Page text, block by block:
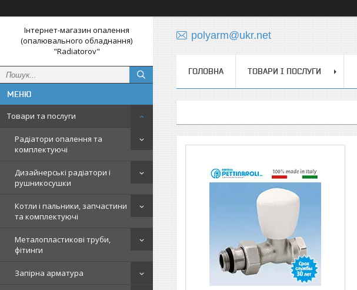
Інтернет-магазин опалення
(опалювального обладнання)
"Radiatorov"
Товари та послуги
Радіатори опалення та
комплектуючі
Дизайнерські радіатори і
рушникосушки
Котли і пальники, запчастини
та комплектуючі
Металопластикові труби,
фітинги
Запірна арматура
polyarm@ukr.net
ГОЛОВНА ТОВАРИ І ПОСЛУГИ